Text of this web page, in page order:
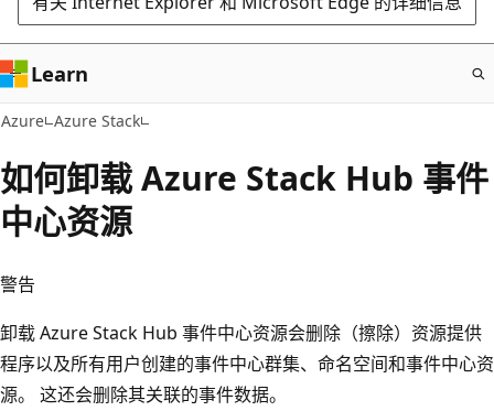
Learn
Azure Azure Stack
如何卸载 Azure Stack Hub 事件
中心资源
警告
卸载 Azure Stack Hub 事件中心资源会删除（擦除）资源提供
程序以及所有用户创建的事件中心群集、命名空间和事件中心资
源。 这还会删除其关联的事件数据。